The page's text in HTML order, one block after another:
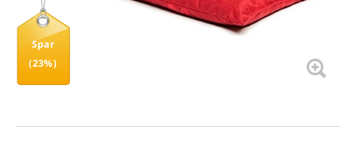
Spar
(23%)